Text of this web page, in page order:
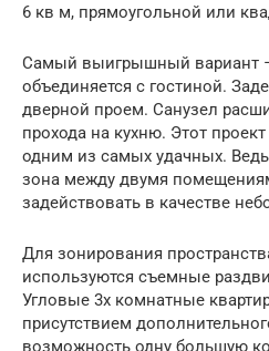
6 кв м, прямоугольной или
Самый выигрышный вариант
объединяется с гостиной.
дверной проем. Санузел
прохода на кухню. Этот
одним из самых удачных.
зона между двумя
задействовать в качестве
Для зонирования
используются съемные
Угловые 3х комнатные
присутствием
возможность одну большую